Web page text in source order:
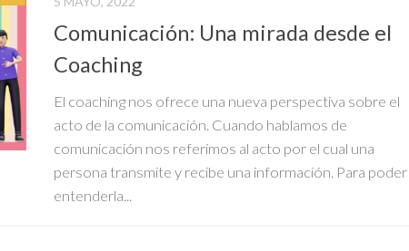
Comunicación: Una mirada desde el
Coaching
El coaching nos ofrece una nueva perspectiva sobre el
acto de la comunicación. Cuando hablamos de
comunicación nos referimos al acto por el cual una
persona transmite y recibe una información. Para poder
entenderla...